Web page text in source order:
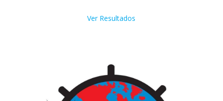
Ver Resultados